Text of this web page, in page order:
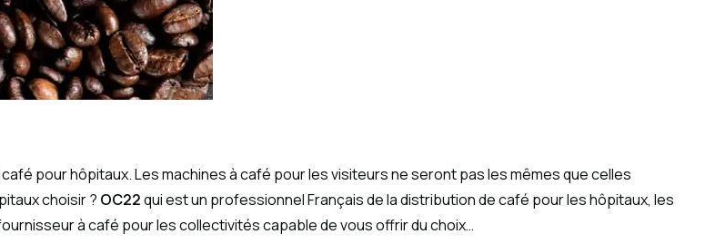
pour hôpitaux. Les machines à café pour les visiteurs ne seront pas les mêmes que celles
choisir ? OC22qui est un professionnel Français de la distribution de café pour les hôpitaux, les
à café pour les collectivités capable de vous offrir du choix…